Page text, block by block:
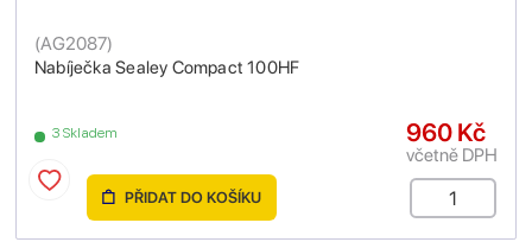
Nabíječka Sealey Compact 100HF
(AG2087)
3 Skladem 960 Kč
včetně DPH
PŘIDAT DO KOŠÍKU